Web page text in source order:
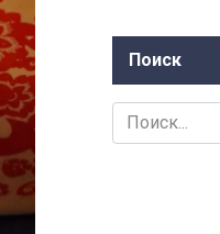
Поиск
Search
for: